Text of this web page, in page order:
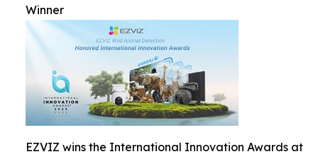
Winner
EZVIZ wins the International Innovation Awards at